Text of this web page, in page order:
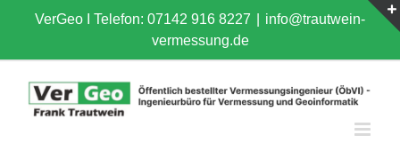
content
VerGeo I Telefon: 07142 916 8227
info@trautwein-
vermessung.de